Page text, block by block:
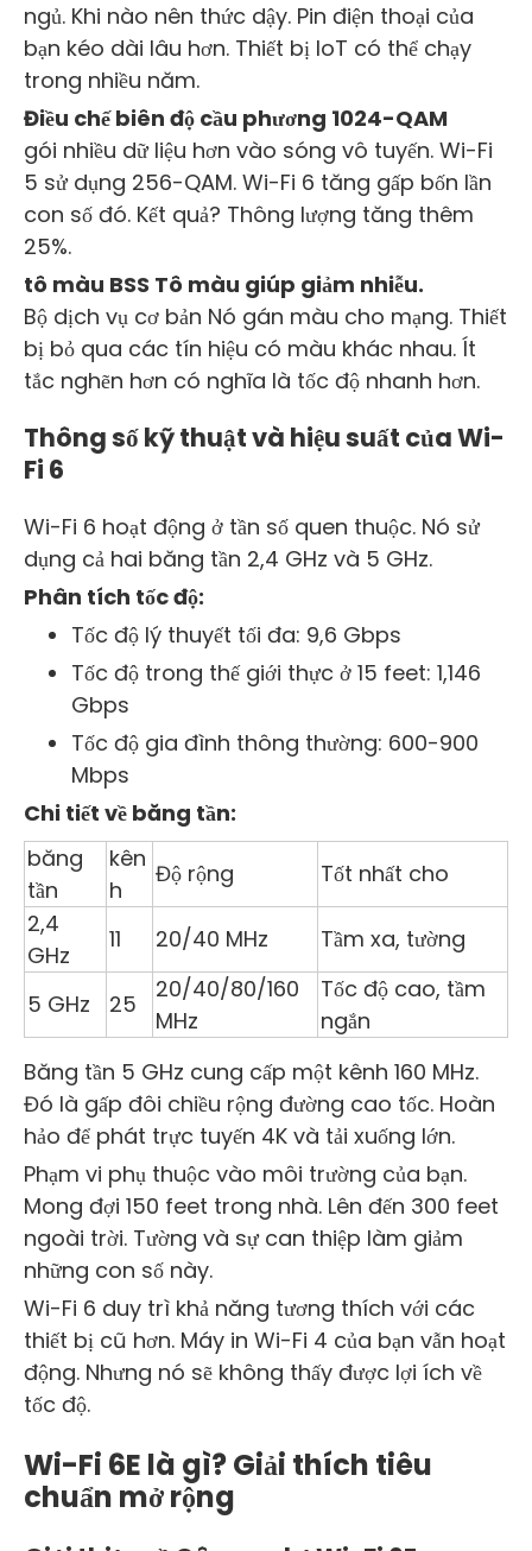
ngủ. Khi nào nên thức dậy. Pin điện thoại của
bạn kéo dài lâu hơn. Thiết bị IoT có thể chạy
trong nhiều năm.
Điều chế biên độ cầu phương 1024-QAM
gói nhiều dữ liệu hơn vào sóng vô tuyến. Wi-Fi
5 sử dụng 256-QAM. Wi-Fi 6 tăng gấp bốn lần
con số đó. Kết quả? Thông lượng tăng thêm
25%.
tô màu BSS Tô màu giúp giảm nhiễu.
Bộ dịch vụ cơ bản Nó gán màu cho mạng. Thiết
bị bỏ qua các tín hiệu có màu khác nhau. Ít
tắc nghẽn hơn có nghĩa là tốc độ nhanh hơn.
Thông số kỹ thuật và hiệu suất của Wi-
Fi 6
Wi-Fi 6 hoạt động ở tần số quen thuộc. Nó sử
dụng cả hai băng tần 2,4 GHz và 5 GHz.
Phân tích tốc độ:
Tốc độ lý thuyết tối đa: 9,6 Gbps
Tốc độ trong thế giới thực ở 15 feet: 1,146
Gbps
Tốc độ gia đình thông thường: 600-900
Mbps
Chi tiết về băng tần:
băng
tần
kên
h
Độ rộng
Tốt nhất cho
2,4
GHz
11 20/40 MHz Tầm xa, tường
5 GHz 25
20/40/80/160
MHz
Tốc độ cao, tầm
ngắn
Băng tần 5 GHz cung cấp một kênh 160 MHz.
Đó là gấp đôi chiều rộng đường cao tốc. Hoàn
hảo để phát trực tuyến 4K và tải xuống lớn.
Phạm vi phụ thuộc vào môi trường của bạn.
Mong đợi 150 feet trong nhà. Lên đến 300 feet
ngoài trời. Tường và sự can thiệp làm giảm
những con số này.
Wi-Fi 6 duy trì khả năng tương thích với các
thiết bị cũ hơn. Máy in Wi-Fi 4 của bạn vẫn hoạt
động. Nhưng nó sẽ không thấy được lợi ích về
tốc độ.
Wi-Fi 6E là gì? Giải thích tiêu
chuẩn mở rộng